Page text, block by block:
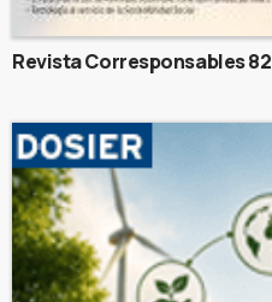
Revista Corresponsables 82